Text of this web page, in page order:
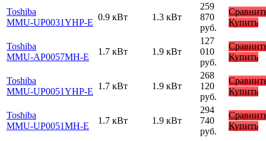
Toshiba
MMU-UP0031YHP-E
0.9 кВт 1.3 кВт
259
870
руб.
Купить
Toshiba
MMU-AP0057MH-E
1.7 кВт 1.9 кВт
127
010
руб.
Купить
Toshiba
MMU-UP0051YHP-E
1.7 кВт 1.9 кВт
268
120
руб.
Купить
Toshiba
MMU-UP0051MH-E
1.7 кВт 1.9 кВт
294
740
руб.
Купить